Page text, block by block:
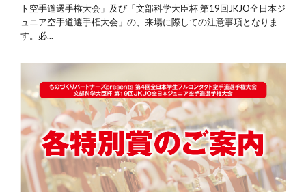
ト空手道選手権大会」及び「文部科学大臣杯 第19回JKJO全日本ジ
ュニア空手道選手権大会」の、来場に際しての注意事項となりま
す。必...